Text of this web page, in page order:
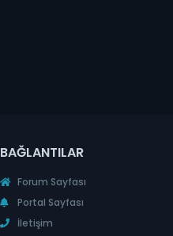
BAĞLANTILAR
Forum Sayfası
Portal Sayfası
İletişim